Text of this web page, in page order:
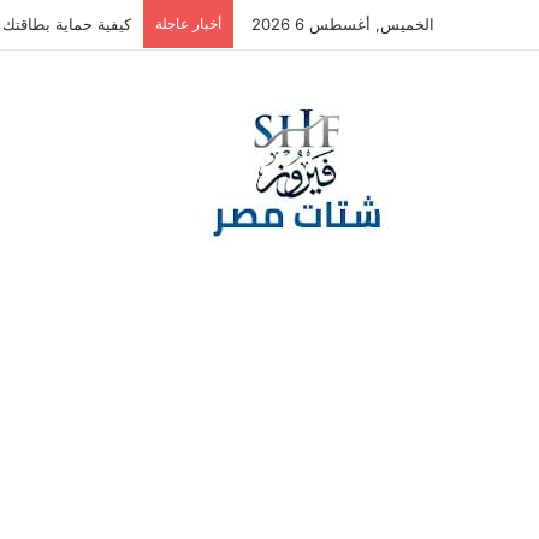
الخميس, أغسطس 6 2026 أخبار عاجلة كيفية حماية بطاقتك